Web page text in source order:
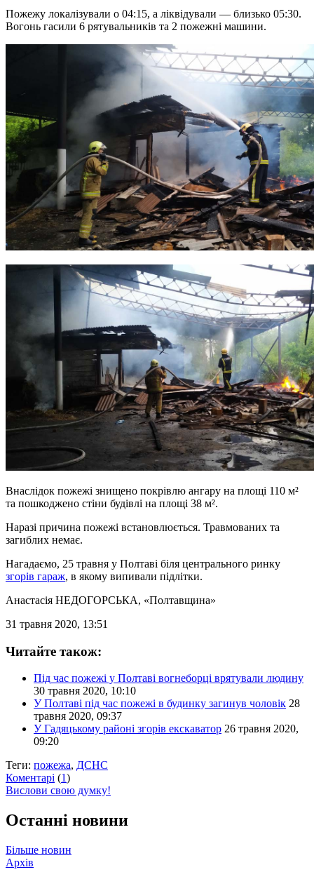
Пожежу локалізували о 04:15, а ліквідували — близько 05:30.
Вогонь гасили 6 рятувальників та 2 пожежні машини.
Внаслідок пожежі знищено покрівлю ангару на площі 110 м²
та пошкоджено стіни будівлі на площі 38 м².
Наразі причина пожежі встановлюється. Травмованих та
загиблих немає.
Нагадаємо, 25 травня у Полтаві біля центрального ринку
згорів гараж, в якому випивали підлітки.
Анастасія НЕДОГОРСЬКА, «Полтавщина»
31 травня 2020, 13:51
Читайте також:
Під час пожежі у Полтаві вогнеборці врятували людину
30 травня 2020, 10:10
У Полтаві під час пожежі в будинку загинув чоловік 28
травня 2020, 09:37
У Гадяцькому районі згорів екскаватор 26 травня 2020,
09:20
Теги: пожежа, ДСНС
Коментарі (1)
Вислови свою думку!
Останні новини
Більше новин
Архів